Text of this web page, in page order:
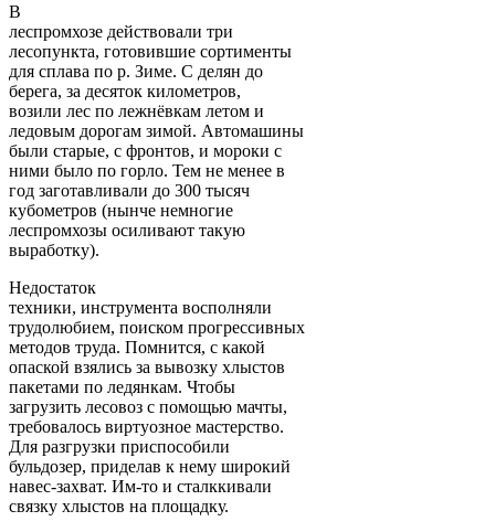
В
леспромхозе действовали три
лесопункта, готовившие сортименты
для сплава по р. Зиме. С делян до
берега, за десяток километров,
возили лес по лежнёвкам летом и
ледовым дорогам зимой. Автомашины
были старые, с фронтов, и мороки с
ними было по горло. Тем не менее в
год заготавливали до 300 тысяч
кубометров (нынче немногие
леспромхозы осиливают такую
выработку).
Недостаток
техники, инструмента восполняли
трудолюбием, поиском прогрессивных
методов труда. Помнится, с какой
опаской взялись за вывозку хлыстов
пакетами по ледянкам. Чтобы
загрузить лесовоз с помощью мачты,
требовалось виртуозное мастерство.
Для разгрузки приспособили
бульдозер, приделав к нему широкий
навес-захват. Им-то и сталккивали
связку хлыстов на площадку.